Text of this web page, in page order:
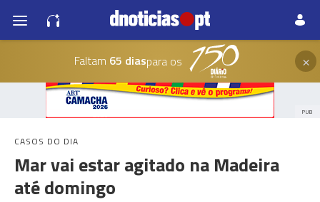
Faltam 65 diaspara os ×
PUB
CASOS DO DIA
Mar vai estar agitado na Madeira
até domingo